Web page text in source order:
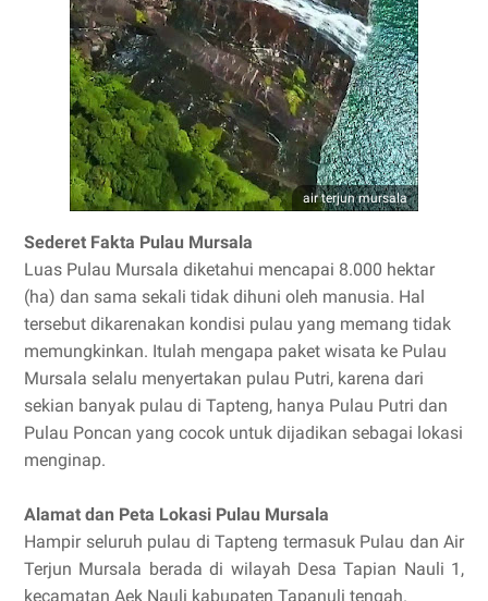
air terjun mursala
Sederet Fakta Pulau Mursala
Luas Pulau Mursala diketahui mencapai 8.000 hektar
(ha) dan sama sekali tidak dihuni oleh manusia. Hal
tersebut dikarenakan kondisi pulau yang memang tidak
memungkinkan. Itulah mengapa paket wisata ke Pulau
Mursala selalu menyertakan pulau Putri, karena dari
sekian banyak pulau di Tapteng, hanya Pulau Putri dan
Pulau Poncan yang cocok untuk dijadikan sebagai lokasi
menginap.
Alamat dan Peta Lokasi Pulau Mursala
Hampir seluruh pulau di Tapteng termasuk Pulau dan Air
Terjun Mursala berada di wilayah Desa Tapian Nauli 1,
kecamatan Aek Nauli kabupaten Tapanuli tengah.